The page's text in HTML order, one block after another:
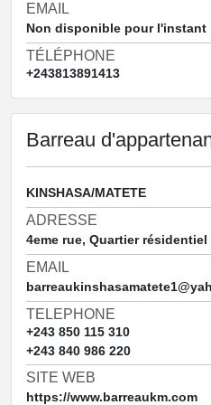
EMAIL
Non disponible pour l'instant
TÉLÉPHONE
+243813891413
Barreau
KINSHASA/MATETE
ADRESSE
4eme rue, Quartier résidentiel
EMAIL
TELEPHONE
+243 850 115 310
+243 840 986 220
SITE WEB
https://www.barreaukm.com